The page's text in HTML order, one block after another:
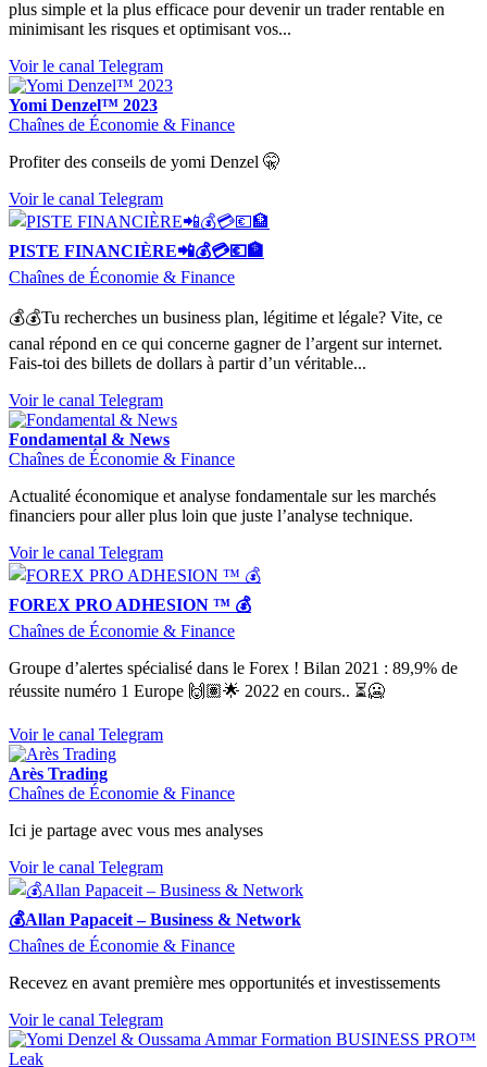
plus simple et la plus efficace pour devenir un trader rentable en
minimisant les risques et optimisant vos...
Voir le canal Telegram
Yomi Denzel™️ 2023
Chaînes de Économie & Finance
Profiter des conseils de yomi Denzel 🤫
Voir le canal Telegram
PISTE FINANCIÈRE📲💰💳💶🏦
Chaînes de Économie & Finance
💰💰Tu recherches un business plan, légitime et légale? Vite, ce
canal répond en ce qui concerne gagner de l’argent sur internet.
Fais-toi des billets de dollars à partir d’un véritable...
Voir le canal Telegram
Fondamental & News
Chaînes de Économie & Finance
Actualité économique et analyse fondamentale sur les marchés
financiers pour aller plus loin que juste l’analyse technique.
Voir le canal Telegram
FOREX PRO ADHESION ™ 💰
Chaînes de Économie & Finance
Groupe d’alertes spécialisé dans le Forex ! Bilan 2021 : 89,9% de
réussite numéro 1 Europe 🙌🏽🌟 2022 en cours.. ⏳🥶
Voir le canal Telegram
Arès Trading
Chaînes de Économie & Finance
Ici je partage avec vous mes analyses
Voir le canal Telegram
💰Allan Papaceit – Business & Network
Chaînes de Économie & Finance
Recevez en avant première mes opportunités et investissements
Voir le canal Telegram